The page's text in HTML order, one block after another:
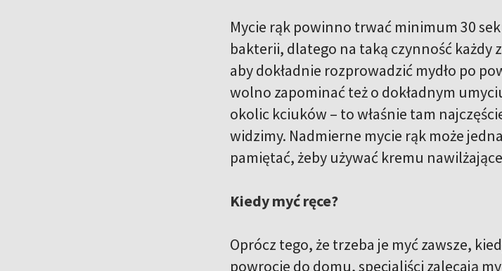
Mycie rąk powinno trwać minimum 30
bakterii, dlatego na taką czynność każdy
aby dokładnie rozprowadzić mydło po
wolno zapominać też o dokładnym
okolic kciuków – to właśnie tam
widzimy. Nadmierne mycie rąk może
pamiętać, żeby używać kremu
Kiedy myć ręce?
Oprócz tego, że trzeba je myć zawsze,
powrocie do domu, specjaliści zalecają